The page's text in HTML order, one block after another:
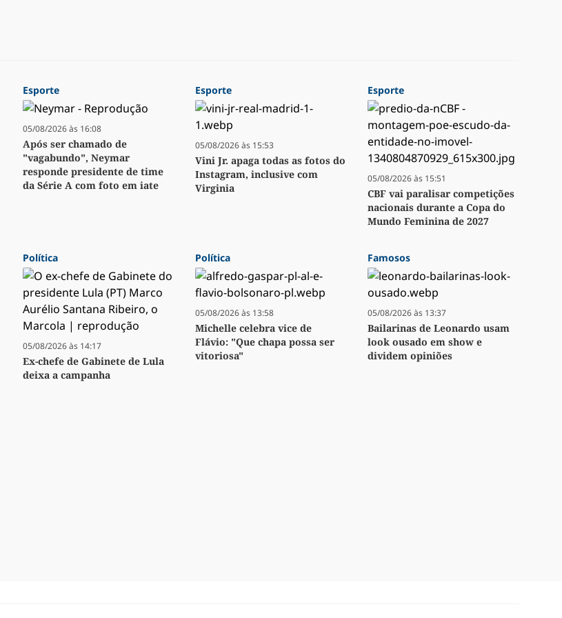
Esporte
05/08/2026 às 16:08
Após ser chamado de
"vagabundo", Neymar
responde presidente de time
da Série A com foto em iate
Esporte
05/08/2026 às 15:53
Vini Jr. apaga todas as fotos do
Instagram, inclusive com
Virginia
Esporte
05/08/2026 às 15:51
CBF vai paralisar competições
nacionais durante a Copa do
Mundo Feminina de 2027
Política
05/08/2026 às 14:17
Ex-chefe de Gabinete de Lula
deixa a campanha
Política
05/08/2026 às 13:58
Michelle celebra vice de
Flávio: "Que chapa possa ser
vitoriosa"
Famosos
05/08/2026 às 13:37
Bailarinas de Leonardo usam
look ousado em show e
dividem opiniões